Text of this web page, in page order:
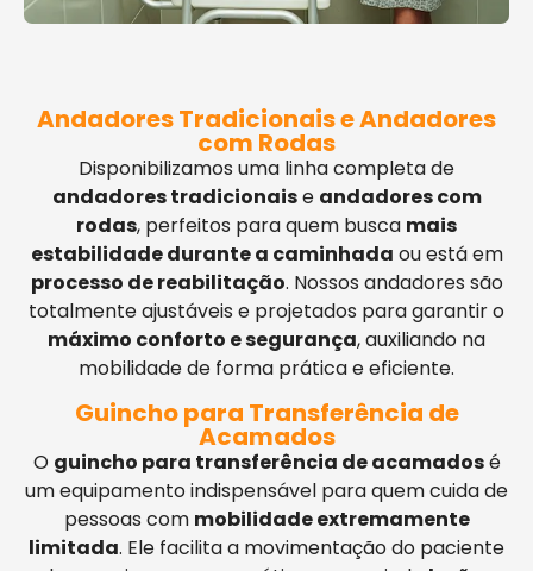
Andadores Tradicionais e Andadores
com Rodas
Disponibilizamos uma linha completa de
andadores tradicionaise andadores com
rodas, perfeitos para quem busca mais
estabilidade durante a caminhada ou está em
processo de reabilitação. Nossos andadores são
totalmente ajustáveis e projetados para garantir o
máximo conforto e segurança, auxiliando na
mobilidade de forma prática e eficiente.
Guincho para Transferência de
Acamados
O guincho para transferência de acamadosé
um equipamento indispensável para quem cuida de
pessoas com mobilidade extremamente
limitada. Ele facilita a movimentação do paciente